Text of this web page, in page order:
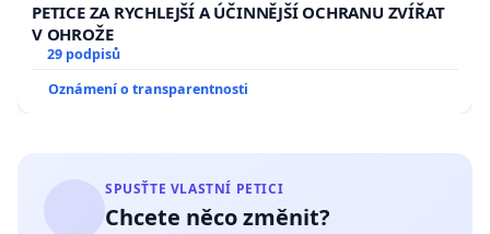
PETICE ZA RYCHLEJŠÍ A ÚČINNĚJŠÍ OCHRANU ZVÍŘAT
V OHROŽE
29 podpisů
Oznámení o transparentnosti
SPUSŤTE VLASTNÍ PETICI
Chcete něco změnit?